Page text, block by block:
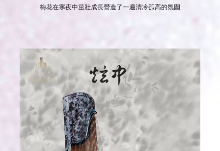
梅花在寒夜中茁壯成長營造了一遍清冷孤高的氛圍